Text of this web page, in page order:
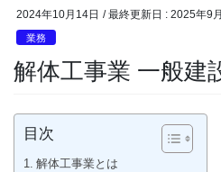
2024年10月14日 / 最終更新日 : 2025年9
業務
解体工事業 一般建
目次
解体工事業とは